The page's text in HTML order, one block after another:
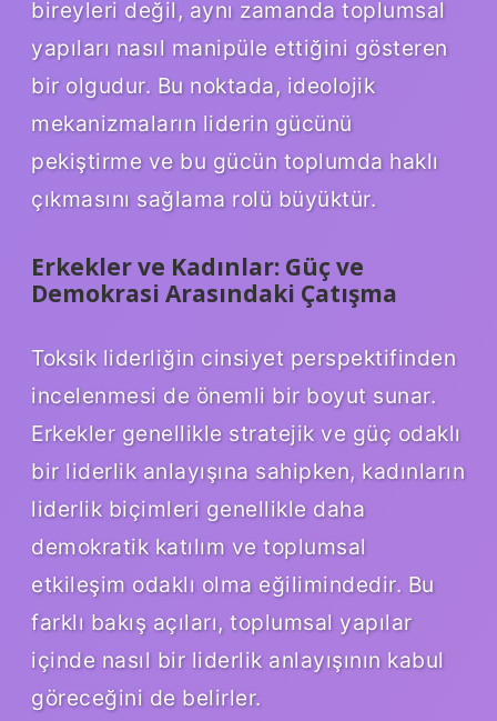
bireyleri değil, aynı zamanda toplumsal
yapıları nasıl manipüle ettiğini gösteren
bir olgudur. Bu noktada, ideolojik
mekanizmaların liderin gücünü
pekiştirme ve bu gücün toplumda haklı
çıkmasını sağlama rolü büyüktür.
Erkekler ve Kadınlar: Güç ve
Demokrasi Arasındaki Çatışma
Toksik liderliğin cinsiyet perspektifinden
incelenmesi de önemli bir boyut sunar.
Erkekler genellikle stratejik ve güç odaklı
bir liderlik anlayışına sahipken, kadınların
liderlik biçimleri genellikle daha
demokratik katılım ve toplumsal
etkileşim odaklı olma eğilimindedir. Bu
farklı bakış açıları, toplumsal yapılar
içinde nasıl bir liderlik anlayışının kabul
göreceğini de belirler.